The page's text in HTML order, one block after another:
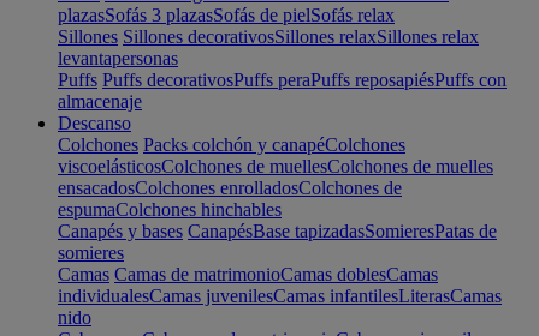
plazasSofás 3 plazasSofás de pielSofás relax
Sillones Sillones decorativosSillones relaxSillones relax
levantapersonas
Puffs Puffs decorativosPuffs peraPuffs reposapiésPuffs con
almacenaje
Descanso
Colchones Packs colchón y canapéColchones
viscoelásticosColchones de muellesColchones de muelles
ensacadosColchones enrolladosColchones de
espumaColchones hinchables
Canapés y bases CanapésBase tapizadasSomieresPatas de
somieres
Camas Camas de matrimonioCamas doblesCamas
individualesCamas juvenilesCamas infantilesLiterasCamas
nido